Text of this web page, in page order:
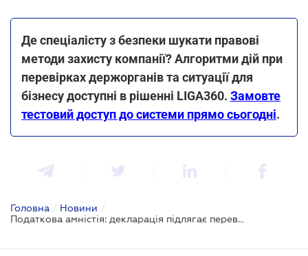
Де спеціалісту з безпеки шукати правові
методи захисту компанії? Алгоритми дій при
перевірках держорганів та ситуації для
бізнесу доступні в рішенні LIGA360. Замовте
тестовий доступ до системи прямо сьогодні.
Головна / Новини /
Податкова амністія: декларація підлягає перевірці у спеціальному порядку